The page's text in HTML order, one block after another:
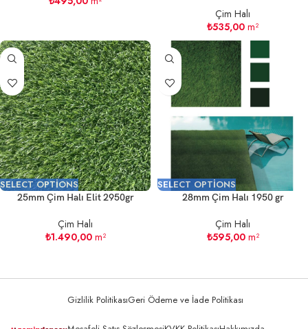
Çim Halı
₺535,00 m²
SELECT OPTIONS
25mm Çim Halı Elit 2950gr
Çim Halı
₺1.490,00m²
SELECT OPTIONS
28mm Çim Halı 1950 gr
Çim Halı
₺595,00m²
Gizlilik PolitikasıGeri Ödeme ve İade Politikası